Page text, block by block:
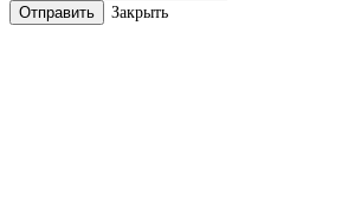
Закрыть